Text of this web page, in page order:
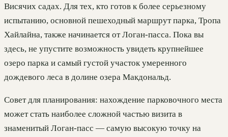
Висячих садах. Для тех, кто готов к более серьезному
испытанию, основной пешеходный маршрут парка, Тропа
Хайлайна, также начинается от Логан-пасса. Пока вы
здесь, не упустите возможность увидеть крупнейшее
озеро парка и самый густой участок умеренного
дождевого леса в долине озера Макдональд.
Совет для планирования: нахождение парковочного места
может стать наиболее сложной частью визита в
знаменитый Логан-пасс — самую высокую точку на